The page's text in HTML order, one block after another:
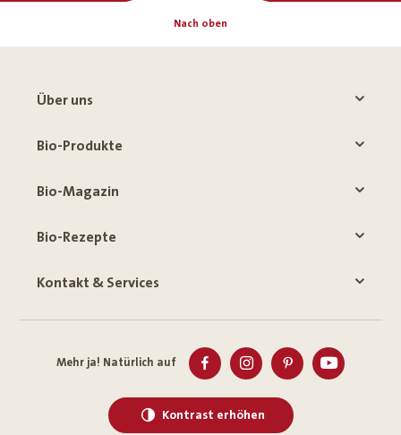
Nach oben
Über uns
Bio-Produkte
Bio-Magazin
Bio-Rezepte
Kontakt & Services
Mehr ja! Natürlich auf
Kontrast erhöhen